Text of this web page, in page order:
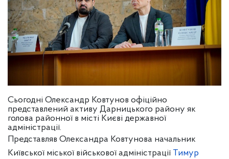
Сьогодні Олександр Ковтунов офіційно
представлений активу Дарницького району як
голова районної в місті Києві державної
адміністрації.
Представляв Олександра Ковтунова начальник
Київської міської військової адміністрації Тимур